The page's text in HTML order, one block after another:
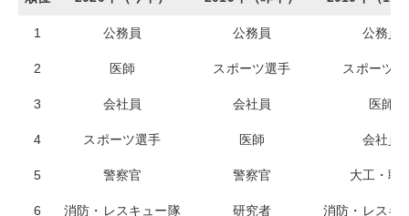
1 公務員 公務員 公務員
2 医師 スポーツ選手 スポーツ
3 会社員 会社員 医師
4 スポーツ選手 医師 会社員
5 警察官 警察官 大工・職
6 消防・レスキュー隊 研究者 消防・レスキ